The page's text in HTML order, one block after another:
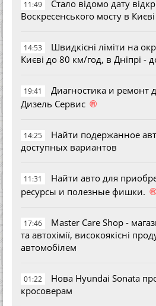
11:49
Стало відомо дату
Воскресенського мосту в Києві
14:53
Швидкісні ліміти на
Києві до 80 км/год, в Дніпрі -
19:41
Диагностика и ремонт
Дизель Сервис ®
14:25
Найти подержанное
доступных вариантов
11:31
Найти авто для
ресурсы и полезные фишки. ®
17:46
Master Care Shop -
та автохімії, високоякісні
автомобілем
01:22
Нова Hyundai Sonata
кросоверам